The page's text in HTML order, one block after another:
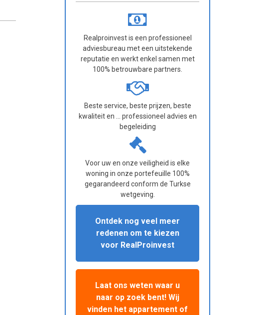
Realproinvest is een professioneel
adviesbureau met een uitstekende
reputatie en werkt enkel samen met
100% betrouwbare partners.
Beste service, beste prijzen, beste
kwaliteit en ... professioneel advies en
begeleiding
Voor uw en onze veiligheid is elke
woning in onze portefeuille 100%
gegarandeerd conform de Turkse
wetgeving.
Ontdek nog veel meer
redenen om te kiezen
voor RealProinvest
Laat ons weten waar u
naar op zoek bent! Wij
vinden het appartement of